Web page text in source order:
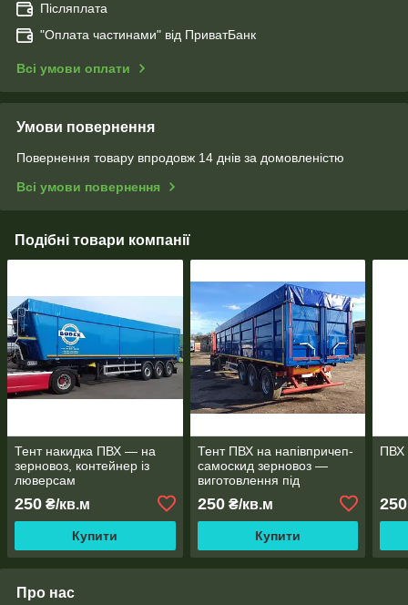
Післяплата
"Оплата чаcтинами" від ПриватБанк
Всі умови оплати
Умови повернення
Повернення товару впродовж 14 днів за домовленістю
Всі умови повернення
Подібні товари компанії
Тент накидка ПВХ — на
зерновоз, контейнер із
люверсам
250 ₴/кв.м
Купити
Тент ПВХ на напівпричеп-
самоскид зерновоз —
виготовлення під
250₴/кв.м
Купити
ПВХ
250
Про нас